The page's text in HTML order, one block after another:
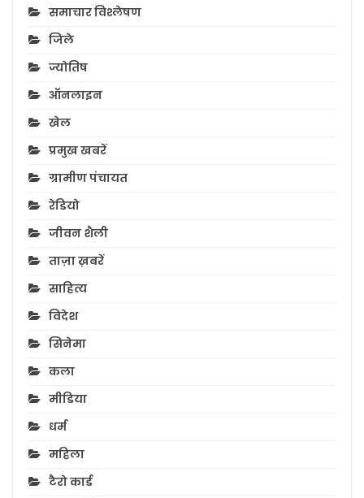
समाचार विश्लेषण
जिले
ज्योतिष
ऑनलाइन
खेल
प्रमुख खबरें
ग्रामीण पंचायत
रेडियो
जीवन शैली
ताज़ा ख़बरें
साहित्य
विदेश
सिनेमा
कला
मीडिया
धर्म
महिला
टैरो कार्ड